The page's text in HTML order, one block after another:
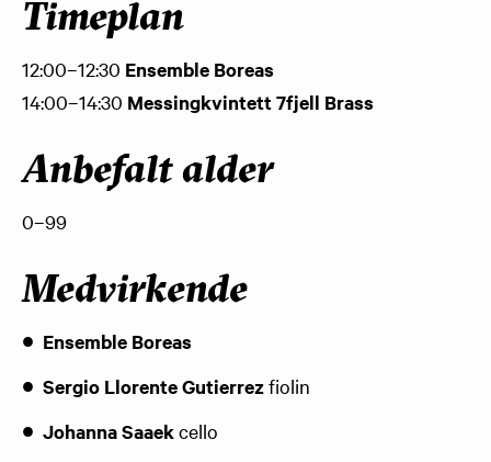
Timeplan
​12:00–12:30 Ensemble Boreas
14:00–14:30 Messingkvintett 7fjell Brass
Anbefalt alder
0–99
Medvirkende
Ensemble Boreas
Sergio Llorente Gutierrezfiolin
Johanna Saaekcello